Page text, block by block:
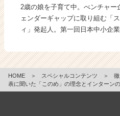
2歳の娘を子育て中。べンチャ
ェンダーギャップに取り組む「
ィ」発起人。第一回日本中小企
HOME ＞ スペシャルコンテンツ ＞
表に聞いた「このめ」の理念とインターン